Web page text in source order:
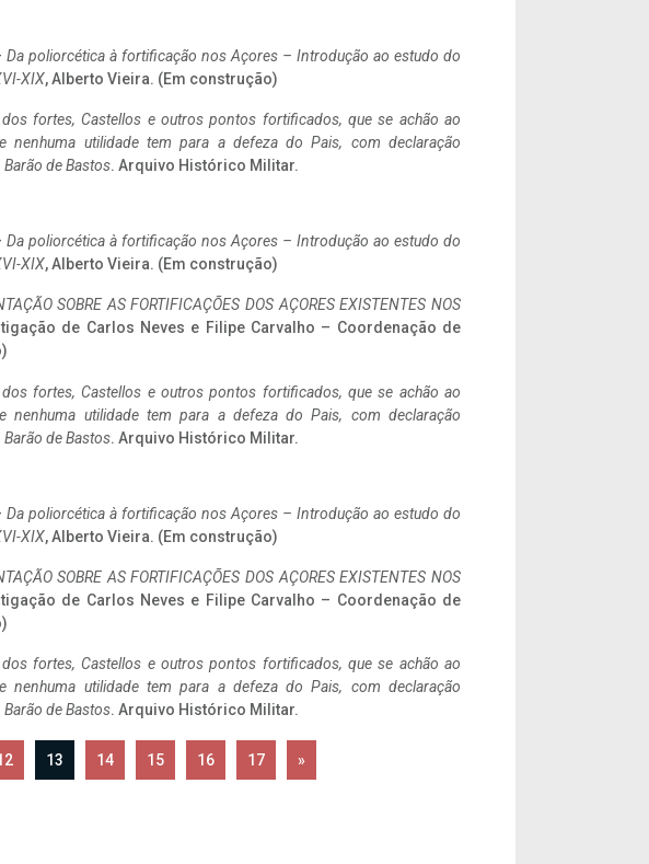
Da poliorcética à fortificação nos Açores – Introdução ao estudo do
XIX, Alberto Vieira. (Em construção)
dos fortes, Castellos e outros pontos fortificados, que se achão ao
nenhuma utilidade tem para a defeza do Pais, com declaração
de Bastos. Arquivo Histórico Militar.
Da poliorcética à fortificação nos Açores – Introdução ao estudo do
XIX, Alberto Vieira. (Em construção)
SOBRE AS FORTIFICAÇÕES DOS AÇORES EXISTENTES NOS
de Carlos Neves e Filipe Carvalho – Coordenação de
dos fortes, Castellos e outros pontos fortificados, que se achão ao
nenhuma utilidade tem para a defeza do Pais, com declaração
de Bastos. Arquivo Histórico Militar.
Da poliorcética à fortificação nos Açores – Introdução ao estudo do
XIX, Alberto Vieira. (Em construção)
SOBRE AS FORTIFICAÇÕES DOS AÇORES EXISTENTES NOS
de Carlos Neves e Filipe Carvalho – Coordenação de
dos fortes, Castellos e outros pontos fortificados, que se achão ao
nenhuma utilidade tem para a defeza do Pais, com declaração
de Bastos. Arquivo Histórico Militar.
13 14 15 16 17 »